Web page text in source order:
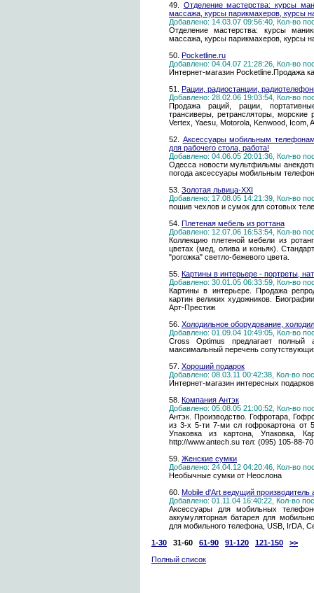
49. Отделение мастерства: курсы
массажа, курсы парикмахеров, курсы
Добавлено: 14.03.07 09:56:40, Кол-во
Отделение мастерства: курсы
массажа, курсы парикмахеров, курсы
50. Pocketline.ru
Добавлено: 04.04.07 21:28:26, Кол-во
Интернет-магазин Pocketline.Продажа
51. Рации, радиостанции,
Добавлено: 28.02.06 19:03:54, Кол-во
Продажа раций, рации,
трансиверы, ретрансляторы, морские
Vertex, Yaesu, Motorola, Kenwood, Icom,
52. Аксессуары мобильным
для рабочего стола, работа!
Добавлено: 04.06.05 20:01:36, Кол-во
Одесса новости мультфильмы
погода аксессуары мобильным
53. Золотая львица-XXI
Добавлено: 17.08.05 14:21:39, Кол-во
пошив чехлов и сумок для сотовых
54. Плетеная мебель из роттана
Добавлено: 12.07.06 16:53:54, Кол-во
Коллекцию плетеной мебели из
цветах (мед, олива и коньяк).
"рогожка" светло-бежевого цвета.
55. Картины в интерьере - портреты,
Добавлено: 30.01.05 06:33:59, Кол-во
Картины в интерьере. Продажа
картин великих художников.
Арт-Престиж
56. Холодильное оборудование,
Добавлено: 01.09.04 10:49:05, Кол-во
Cross Optimus предлагает полный
максимальный перечень
57. Хороший подарок
Добавлено: 08.03.11 00:42:38, Кол-во
Интернет-магазин интересных
58. Компания Антэк
Добавлено: 05.08.05 21:00:52, Кол-во
Антэк. Производство. Гофротара,
из 3-х 5-ти 7-ми сл гофрокартона от
Упаковка из картона, Упаковка,
http://www.antech.su тел: (095) 105-88-70
59. Женские сумки
Добавлено: 24.04.12 04:20:46, Кол-во
Необычные сумки от Неослона
60. Mobile d'Art ведущий производитель
Добавлено: 01.11.04 16:40:22, Кол-во
Аксессуары для мобильных
аккумуляторная батарея для
для мобильного телефона, USB, IrDA,
1-30
31-60 61-90 91-120 121-150
>>
Полный список